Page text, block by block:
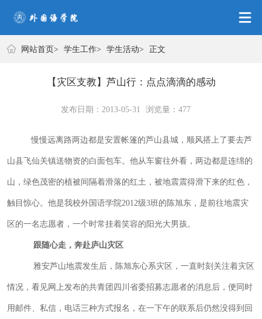
学生工作
网站首页> 学生工作> 学生活动> 正文
【灾区支教】芦山行：点点滴滴的感动
发布日期：2013-05-31 浏览量：477
慢慢远离路两边都是安置帐篷的芦山县城，顺风搭上了要去芦
山县飞仙关镇送物资的白面包车。他从车窗往外看，两边都是连绵的
山，绿色茂密的植被间隔着滑落的红土，被地震震得滑下来的红色，
触目惊心。他是我校外国语学院2012级3班的陈旭东，是前往地震灾
区的一名志愿者，一个时常挂着笑容的阳光大男孩。
跟随心走，奔赴庐山灾区
雅安芦山地震发生后，陈旭东心系灾区，一直时刻关注着灾区
情况，看见网上发布的共青团四川省委招募志愿者的消息后，便同时
用邮件、私信，电话三种方式报名，在一下午的联系后仍然没得到回